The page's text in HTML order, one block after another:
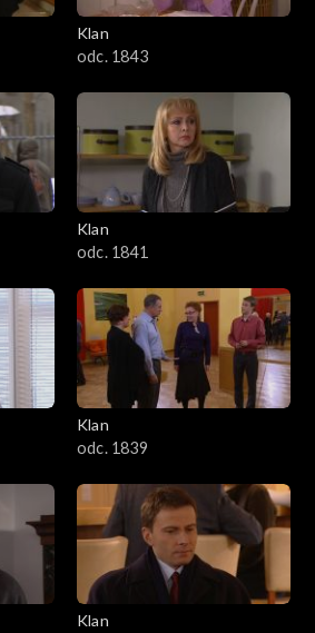
Klan
odc. 1843
Klan
odc. 1841
Klan
odc. 1839
Klan